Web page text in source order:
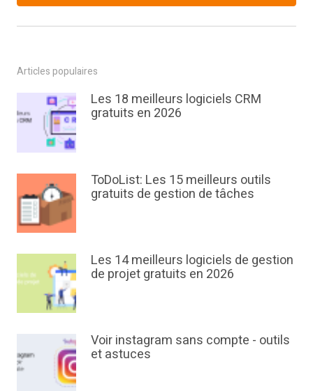
Articles populaires
Les 18 meilleurs logiciels CRM
gratuits en 2026
ToDoList: Les 15 meilleurs outils
gratuits de gestion de tâches
Les 14 meilleurs logiciels de gestion
de projet gratuits en 2026
Voir instagram sans compte - outils
et astuces